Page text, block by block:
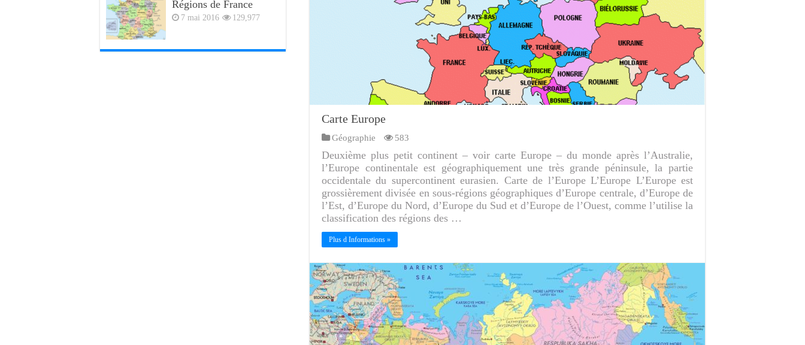
Carte Europe
Géographie 583
Deuxième plus petit continent – voir carte Europe – du monde après l’Australie,
l’Europe continentale est géographiquement une très grande péninsule, la partie
occidentale du supercontinent eurasien. Carte de l’Europe L’Europe L’Europe est
grossièrement divisée en sous-régions géographiques d’Europe centrale, d’Europe de
l’Est, d’Europe du Nord, d’Europe du Sud et d’Europe de l’Ouest, comme l’utilise la
classification des régions des …
Plus d Informations »
Régions de France
7 mai 2016 129,977